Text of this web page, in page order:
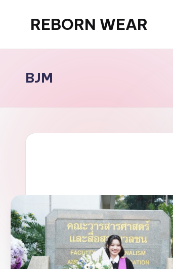
REBORN WEAR
BJM